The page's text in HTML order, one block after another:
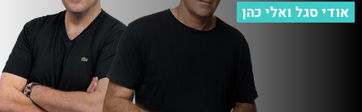
אודי סגל ואלי כהן